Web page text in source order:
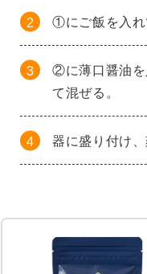
①にご飯を入れ
②に薄口醤油を
て混ぜる。
器に盛り付け